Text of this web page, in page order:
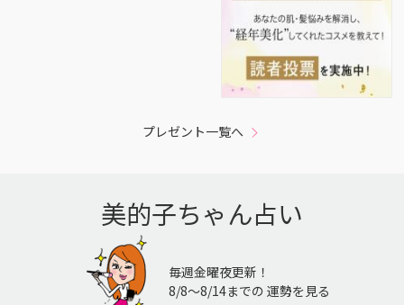
プレゼント一覧へ
美的子ちゃん占い
毎週金曜夜更新！
8/8〜8/14までの 運勢を見る